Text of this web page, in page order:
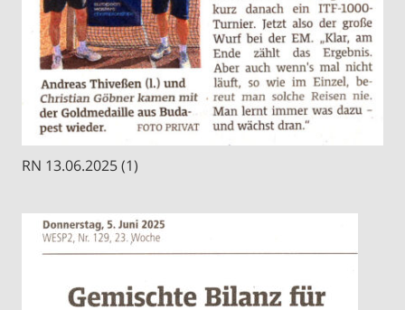
RN 13.06.2025 (1)